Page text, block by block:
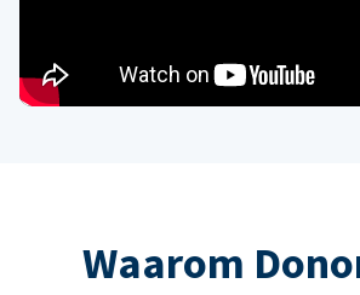
Waarom